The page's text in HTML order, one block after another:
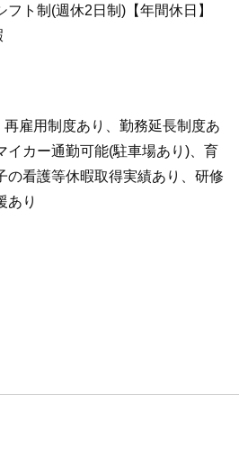
フト制(週休2日制)【年間休日】
雇用制度あり、勤務延長制度あ
イカー通勤可能(駐車場あり)、育
の看護等休暇取得実績あり、研修
あり